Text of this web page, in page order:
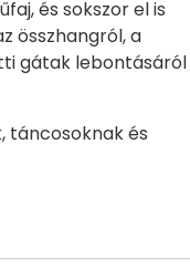
és sokszor el is
összhangról, a
gátak lebontásáról
táncosoknak és